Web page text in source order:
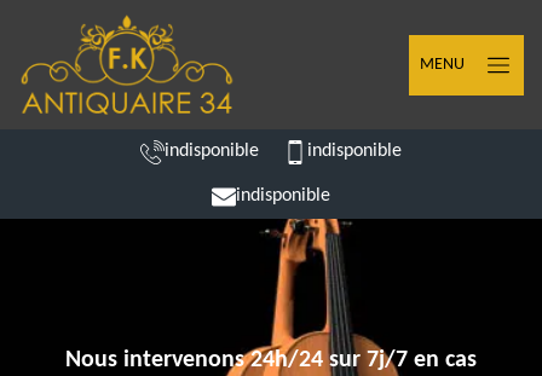
MENU
indisponible indisponible
indisponible
Nous intervenons 24h/24 sur 7j/7 en cas